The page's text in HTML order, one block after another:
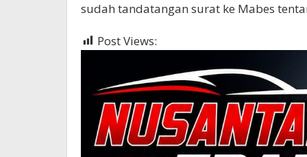
sudah tandatangan surat ke Mabes
Post Views: